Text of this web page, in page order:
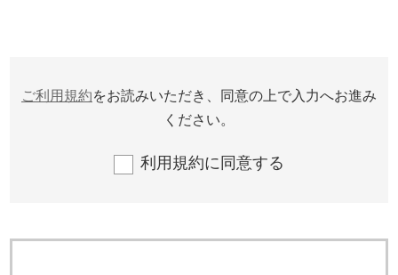
ご利用規約をお読みいただき、同意の上で入力へお進み
ください。
利用規約に同意する